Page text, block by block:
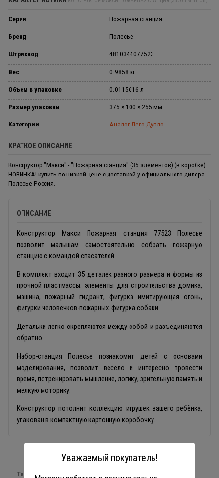
Серия Пожарная станция
Бренд Полесье
Штрихкод 4810344077523
Вес 0.9858 кг
Объем в упаковке 0.0115616 л
Размер упаковки 375 × 100 × 255 мм
Категории Аналог Лего Дупло
КРАТКОЕ ОПИСАНИЕ
Конструктор "Макси" - "Пожарная станция" (35 элементов) (в коробке)
НОВИНКА! купить по низкой цене с доставкой у официального дилера
Полесье Россия.
ОПИСАНИЕ
Конструктор Макси Пожарная станция 77523 Полесье
позволит малышам самостоятельно собрать пожарную
станцию с командой спасателей.
В комплект входит 35 деталек разного размера и формы из
прочной пластмассы: элементы для строительства домика,
машина, пожарный гидрант, фигурка имитирующая огонь,
фигурки человечков-пожарных, фигурка собаки.
Детальки легко скрепляются между собой и разъединяются
обратно.
Набор-станция Полесье познакомит детей с основами
моделирования, позволит весело и интересно провести
время, потренировать мышление, логику, зрительную память и
мелкую моторику.
Конструктор пополнит коллекцию игрушек вашего ребёнка,
упакован в компактную картонную коробочку.
Теги: аналог Лего
Уважаемый покупатель!